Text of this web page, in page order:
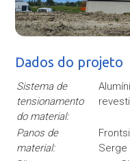
Dados do projeto
Sistema de
tensionamento
do material:
Panos de
material:
Serge